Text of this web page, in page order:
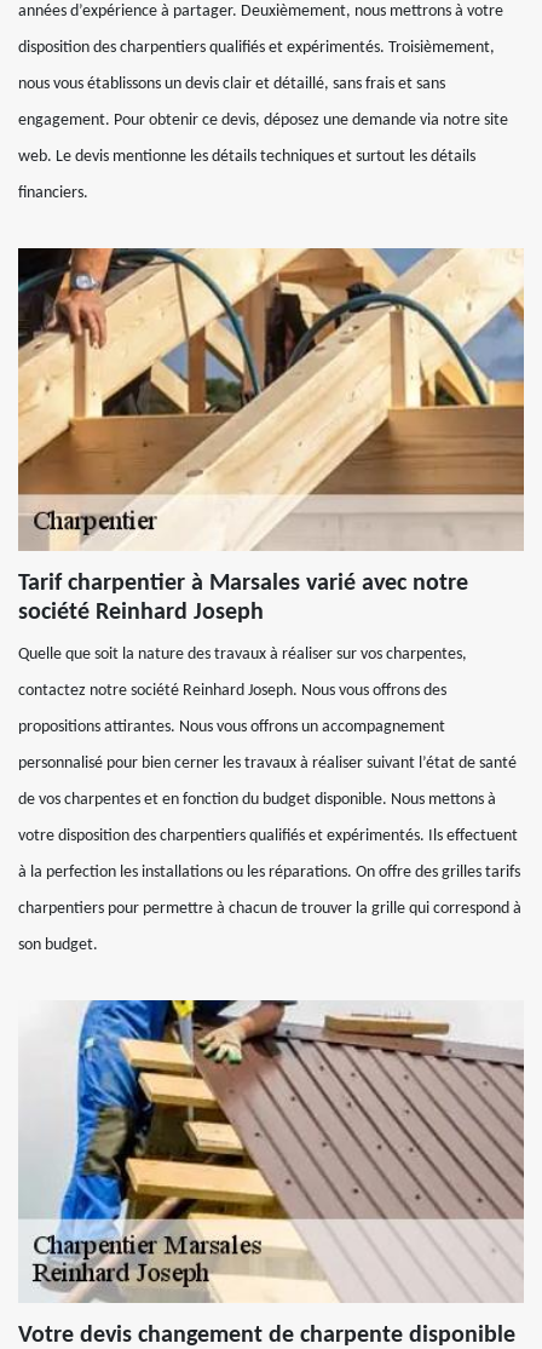
années d’expérience à partager. Deuxièmement, nous mettrons à votre
disposition des charpentiers qualifiés et expérimentés. Troisièmement,
nous vous établissons un devis clair et détaillé, sans frais et sans
engagement. Pour obtenir ce devis, déposez une demande via notre site
web. Le devis mentionne les détails techniques et surtout les détails
financiers.
Tarif charpentier à Marsales varié avec notre
société Reinhard Joseph
Quelle que soit la nature des travaux à réaliser sur vos charpentes,
contactez notre société Reinhard Joseph. Nous vous offrons des
propositions attirantes. Nous vous offrons un accompagnement
personnalisé pour bien cerner les travaux à réaliser suivant l’état de santé
de vos charpentes et en fonction du budget disponible. Nous mettons à
votre disposition des charpentiers qualifiés et expérimentés. Ils effectuent
à la perfection les installations ou les réparations. On offre des grilles tarifs
charpentiers pour permettre à chacun de trouver la grille qui correspond à
son budget.
Votre devis changement de charpente disponible